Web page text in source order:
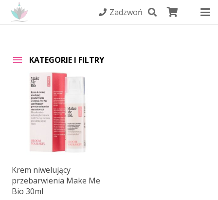
Zadzwoń
KATEGORIE I FILTRY
Krem niwelujący
przebarwienia Make Me
Bio 30ml